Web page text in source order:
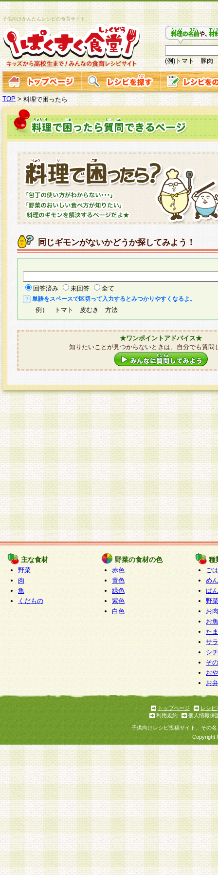
子供向けかんたんレシピの食育サイト
(例)トマト 豚肉
TOP >料理で困ったら
同じギモンがないかどうか探してみよう！
回答済み 未回答 全て
単語をスペースで区切って入力するとみつかりやすくなるよ。
例） トマト 皮むき 方法
★ワンポイントアドバイス★
知りたいことが見つからないときは、自分でも質問
主な食材
野菜
肉
魚
くだもの
野菜の食材の色
赤色
黄色
緑色
紫色
白色
種
ご
めん
ぱん
野
お
お
た
サ
シ
そ
お
お
トップページ
レシピ
利用規約
個人情報保
子供向けレシピ投稿サイト、その
Copyright